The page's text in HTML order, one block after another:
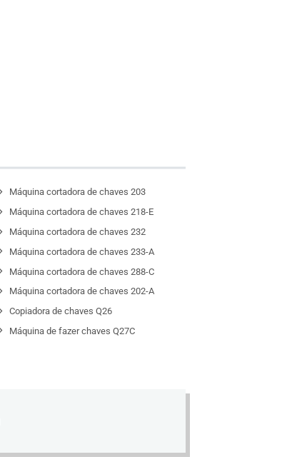
Máquina cortadora de chaves 203
Máquina cortadora de chaves 218-E
Máquina cortadora de chaves 232
Máquina cortadora de chaves 233-A
Máquina cortadora de chaves 288-C
Máquina cortadora de chaves 202-A
Copiadora de chaves Q26
Máquina de fazer chaves Q27C